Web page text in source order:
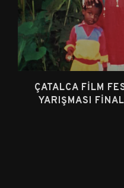
ÇATALCA FILM
YARIŞMASI